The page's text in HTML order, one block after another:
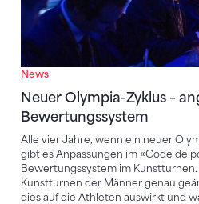
News
Neuer Olympia-Zyklus –
Bewertungssystem
Alle vier Jahre, wenn ein neuer
gibt es Anpassungen im «Code de
Bewertungssystem im Kunstturnen.
Kunstturnen der Männer genau
dies auf die Athleten auswirkt und